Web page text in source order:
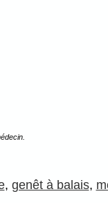
, genêt à balais,